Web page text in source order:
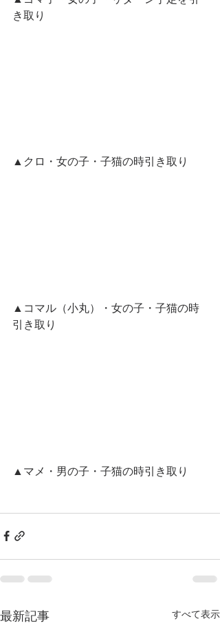
き取り
▲クロ・女の子・子猫の時引き取り
▲コマル（小丸）・女の子・子猫の時
引き取り
▲マメ・男の子・子猫の時引き取り
最新記事 すべて表示